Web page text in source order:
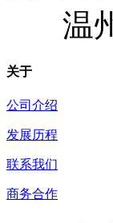
温
关于
公司介绍
发展历程
联系我们
商务合作